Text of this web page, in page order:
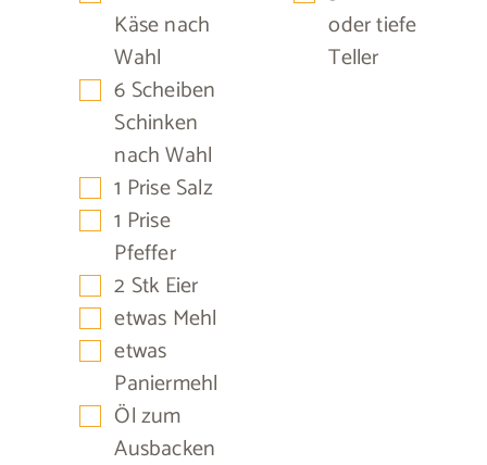
Käse nach
Wahl
▢
6 Scheiben
Schinken
nach Wahl
▢
1 PriseSalz
▢
1 Prise
Pfeffer
▢
2 Stk Eier
▢
etwas Mehl
▢
etwas
Paniermehl
▢
Öl zum
Ausbacken
oder tiefe
Teller